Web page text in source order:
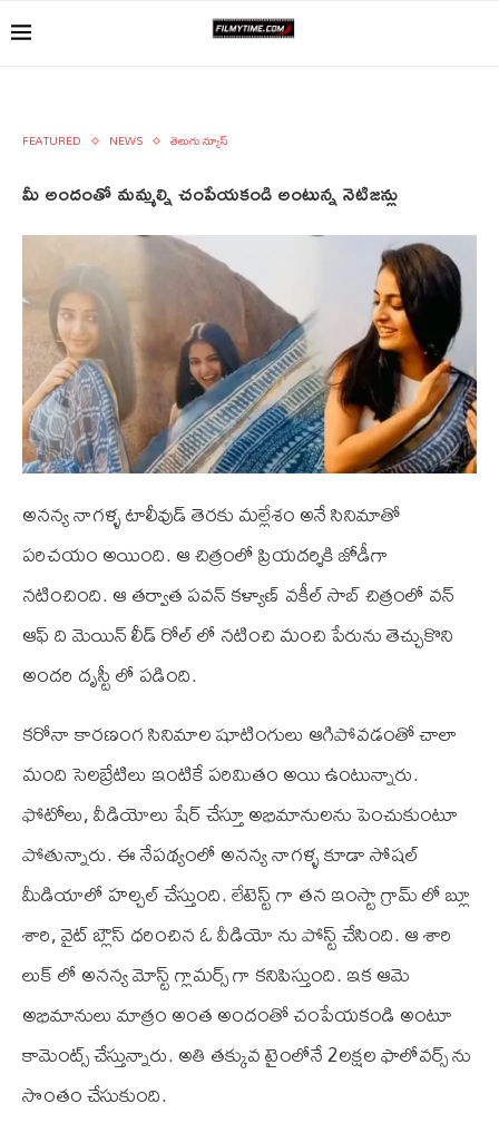
FEATURED NEWS తెలుగు న్యూస్
మీ అందంతో మమ్మల్ని చంపేయకండి అంటున్న నెటిజన్లు
అనన్య నాగళ్ళ టాలీవుడ్ తెరకు మల్లేశం అనే సినిమాతో
పరిచయం అయింది. ఆ చిత్రంలో ప్రియదర్శికి జోడీగా
నటించింది. ఆ తర్వాత పవన్ కళ్యాణ్ వకీల్ సాబ్ చిత్రంలో వన్
ఆఫ్ ది మెయిన్ లీడ్ రోల్ లో నటించి మంచి పేరును తెచ్చుకొని
అందరి దృస్టీ లో పడింది.
కరోనా కారణంగ సినిమాల షూటింగులు ఆగిపోవడంతో చాలా
మంది సెలబ్రేటిలు ఇంటికే పరిమితం అయి ఉంటున్నారు.
ఫోటోలు, వీడియోలు షేర్ చేస్తూ అభిమానులను పెంచుకుంటూ
పోతున్నారు. ఈ నేపథ్యంలో అనన్య నాగళ్ళ కూడా సోషల్
మీడియాలో హల్చల్ చేస్తుంది. లేటెస్ట్ గా తన ఇంస్టా గ్రామ్ లో బ్లూ
శారి, వైట్ బ్లౌస్ ధరించిన ఓ వీడియో ను పోస్ట్ చేసింది. ఆ శారి
లుక్ లో అనన్య మోస్ట్ గ్లామర్స్ గా కనిపిస్తుంది. ఇక ఆమె
అభిమానులు మాత్రం అంత అందంతో చంపేయకండి అంటూ
కామెంట్స్ చేస్తున్నారు. అతి తక్కువ టైంలోనే 2లక్షల ఫాలోవర్స్ ను
సొంతం చేసుకుంది.